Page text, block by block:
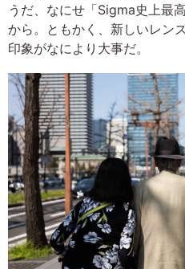
うだ、なにせ「Sigma史上最
から。ともかく、新しいレン
印象がなにより大事だ。